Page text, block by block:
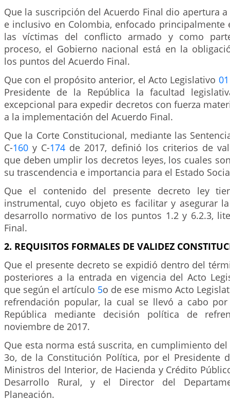
Que la suscripción del Acuerdo Final dio apertura
e inclusivo en Colombia, enfocado principalmente
las víctimas del conflicto armado y como
proceso, el Gobierno nacional está en la
los puntos del Acuerdo Final.
Que con el propósito anterior, el Acto Legislativo 01
Presidente de la República la facultad
excepcional para expedir decretos con fuerza
a la implementación del Acuerdo Final.
Que la Corte Constitucional, mediante las
C-160 y C-174 de 2017, definió los criterios de
que deben umplir los decretos leyes, los cuales
su trascendencia e importancia para el Estado
Que el contenido del presente decreto ley
instrumental, cuyo objeto es facilitar y asegurar
desarrollo normativo de los puntos 1.2 y 6.2.3,
Final.
2. REQUISITOS FORMALES DE VALIDEZ
Que el presente decreto se expidió dentro del
posteriores a la entrada en vigencia del Acto
que según el artículo 5o de ese mismo Acto
refrendación popular, la cual se llevó a cabo
República mediante decisión política de
noviembre de 2017.
Que esta norma está suscrita, en cumplimiento
3o, de la Constitución Política, por el Presidente
Ministros del Interior, de Hacienda y Crédito
Desarrollo Rural, y el Director del
Planeación.